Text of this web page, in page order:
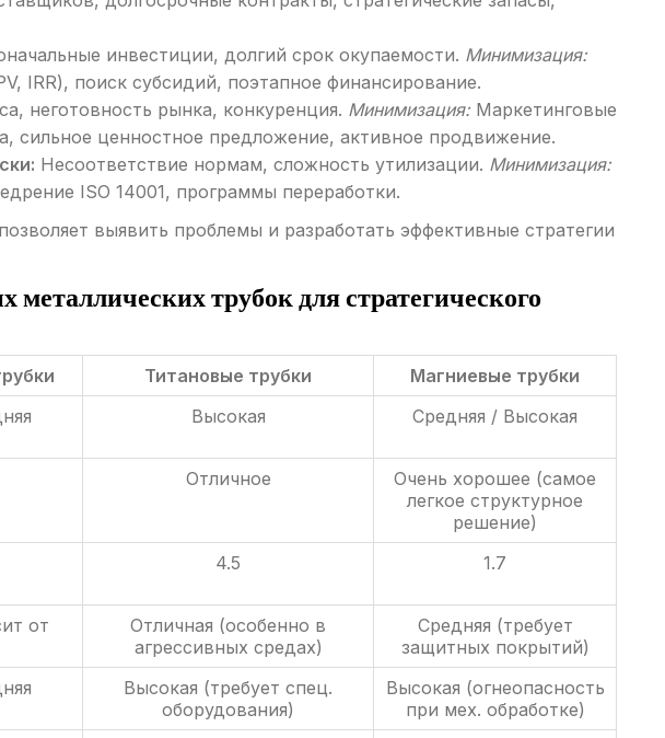
инвестиции, долгий срок окупаемости. Минимизация:
IRR), поиск субсидий, поэтапное финансирование.
неготовность рынка, конкуренция. Минимизация: Маркетинговые
сильное ценностное предложение, активное продвижение.
Несоответствие нормам, сложность утилизации. Минимизация:
ISO 14001, программы переработки.
выявить проблемы и разработать эффективные стратегии
металлических трубок для стратегического
Титановые трубки
Магниевые трубки
Высокая Средняя / Высокая
Отличное
Очень хорошее (самое
легкое структурное
решение)
4.5 1.7
от
Отличная (особенно в
агрессивных средах)
Средняя (требует
защитных покрытий)
Высокая (требует спец.
оборудования)
Высокая (огнеопасность
при мех. обработке)